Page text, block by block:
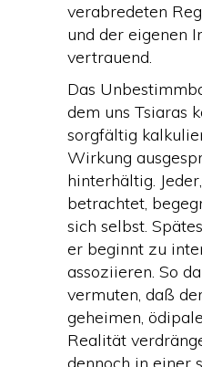
verabredeten
und der eigenen
vertrauend.
Das
dem uns Tsiaras
sorgfältig
Wirkung
hinterhältig.
betrachtet,
sich selbst.
er beginnt zu
assoziieren. So
vermuten, daß
geheimen,
Realität